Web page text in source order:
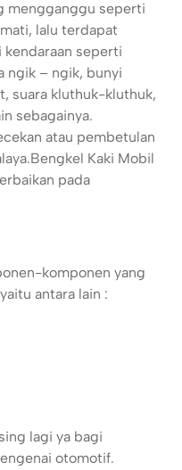
mengganggu seperti
lalu terdapat
kendaraan seperti
ngik – ngik, bunyi
suara kluthuk-kluthuk,
sebagainya.
atau pembetulan
Bengkel Kaki Mobil
pada
komponen yang
antara lain :
lagi ya bagi
otomotif.